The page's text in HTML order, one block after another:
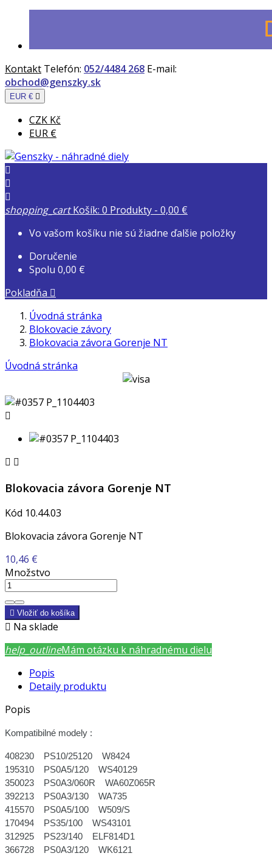
Kontakt Telefón: 052/4484 268 E-mail:
obchod@genszky.sk
EUR € 
CZK Kč
EUR €



shopping_cart Košík: 0 Produkty - 0,00 €
Vo vašom košíku nie sú žiadne ďalšie položky
Doručenie
Spolu 0,00 €
Pokladňa 
Úvodná stránka
Blokovacie závory
Blokovacia závora Gorenje NT
Úvodná stránka

 
Blokovacia závora Gorenje NT
Kód 10.44.03
Blokovacia závora Gorenje NT
10,46 €
Množstvo
 Vložiť do košíka
 Na sklade
help_outlineMám otázku k náhradnému dielu
Popis
Detaily produktu
Popis
Kompatibilné modely :
408230 PS10/25120 W8424
195310 PS0A5/120 WS40129
350023 PS0A3/060R WA60Z065R
392213 PS0A3/130 WA735
415570 PS0A5/100 W509/S
170494 PS35/100 WS43101
312925 PS23/140 ELF814D1
366728 PS0A3/120 WK6121